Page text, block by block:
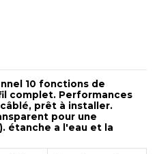
10 fonctions de
complet. Performances
prêt à installer.
pour une
étanche a l'eau et la